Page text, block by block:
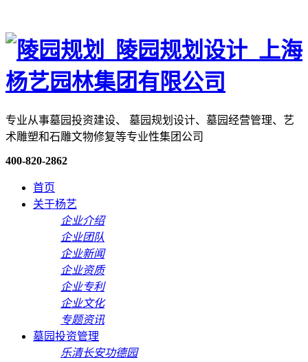
专业从事墓园投资建设、 墓园规划设计、墓园经营管理、艺
术雕塑和石雕文物修复等专业性集团公司
400-820-2862
首页
关于杨艺
企业介绍
企业团队
企业新闻
企业资质
企业专利
企业文化
专题资讯
墓园投资管理
乐清长安功德园